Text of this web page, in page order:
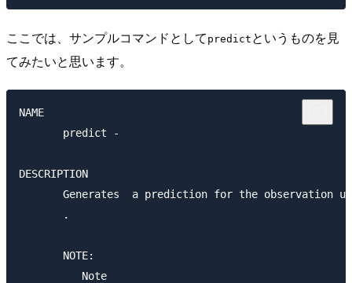
ここでは、サンプルコマンドとして predict というものを見
てみたいと思います。
NAME
       predict -
DESCRIPTION
Generates  a prediction for the observation
       .
       NOTE:
          Note